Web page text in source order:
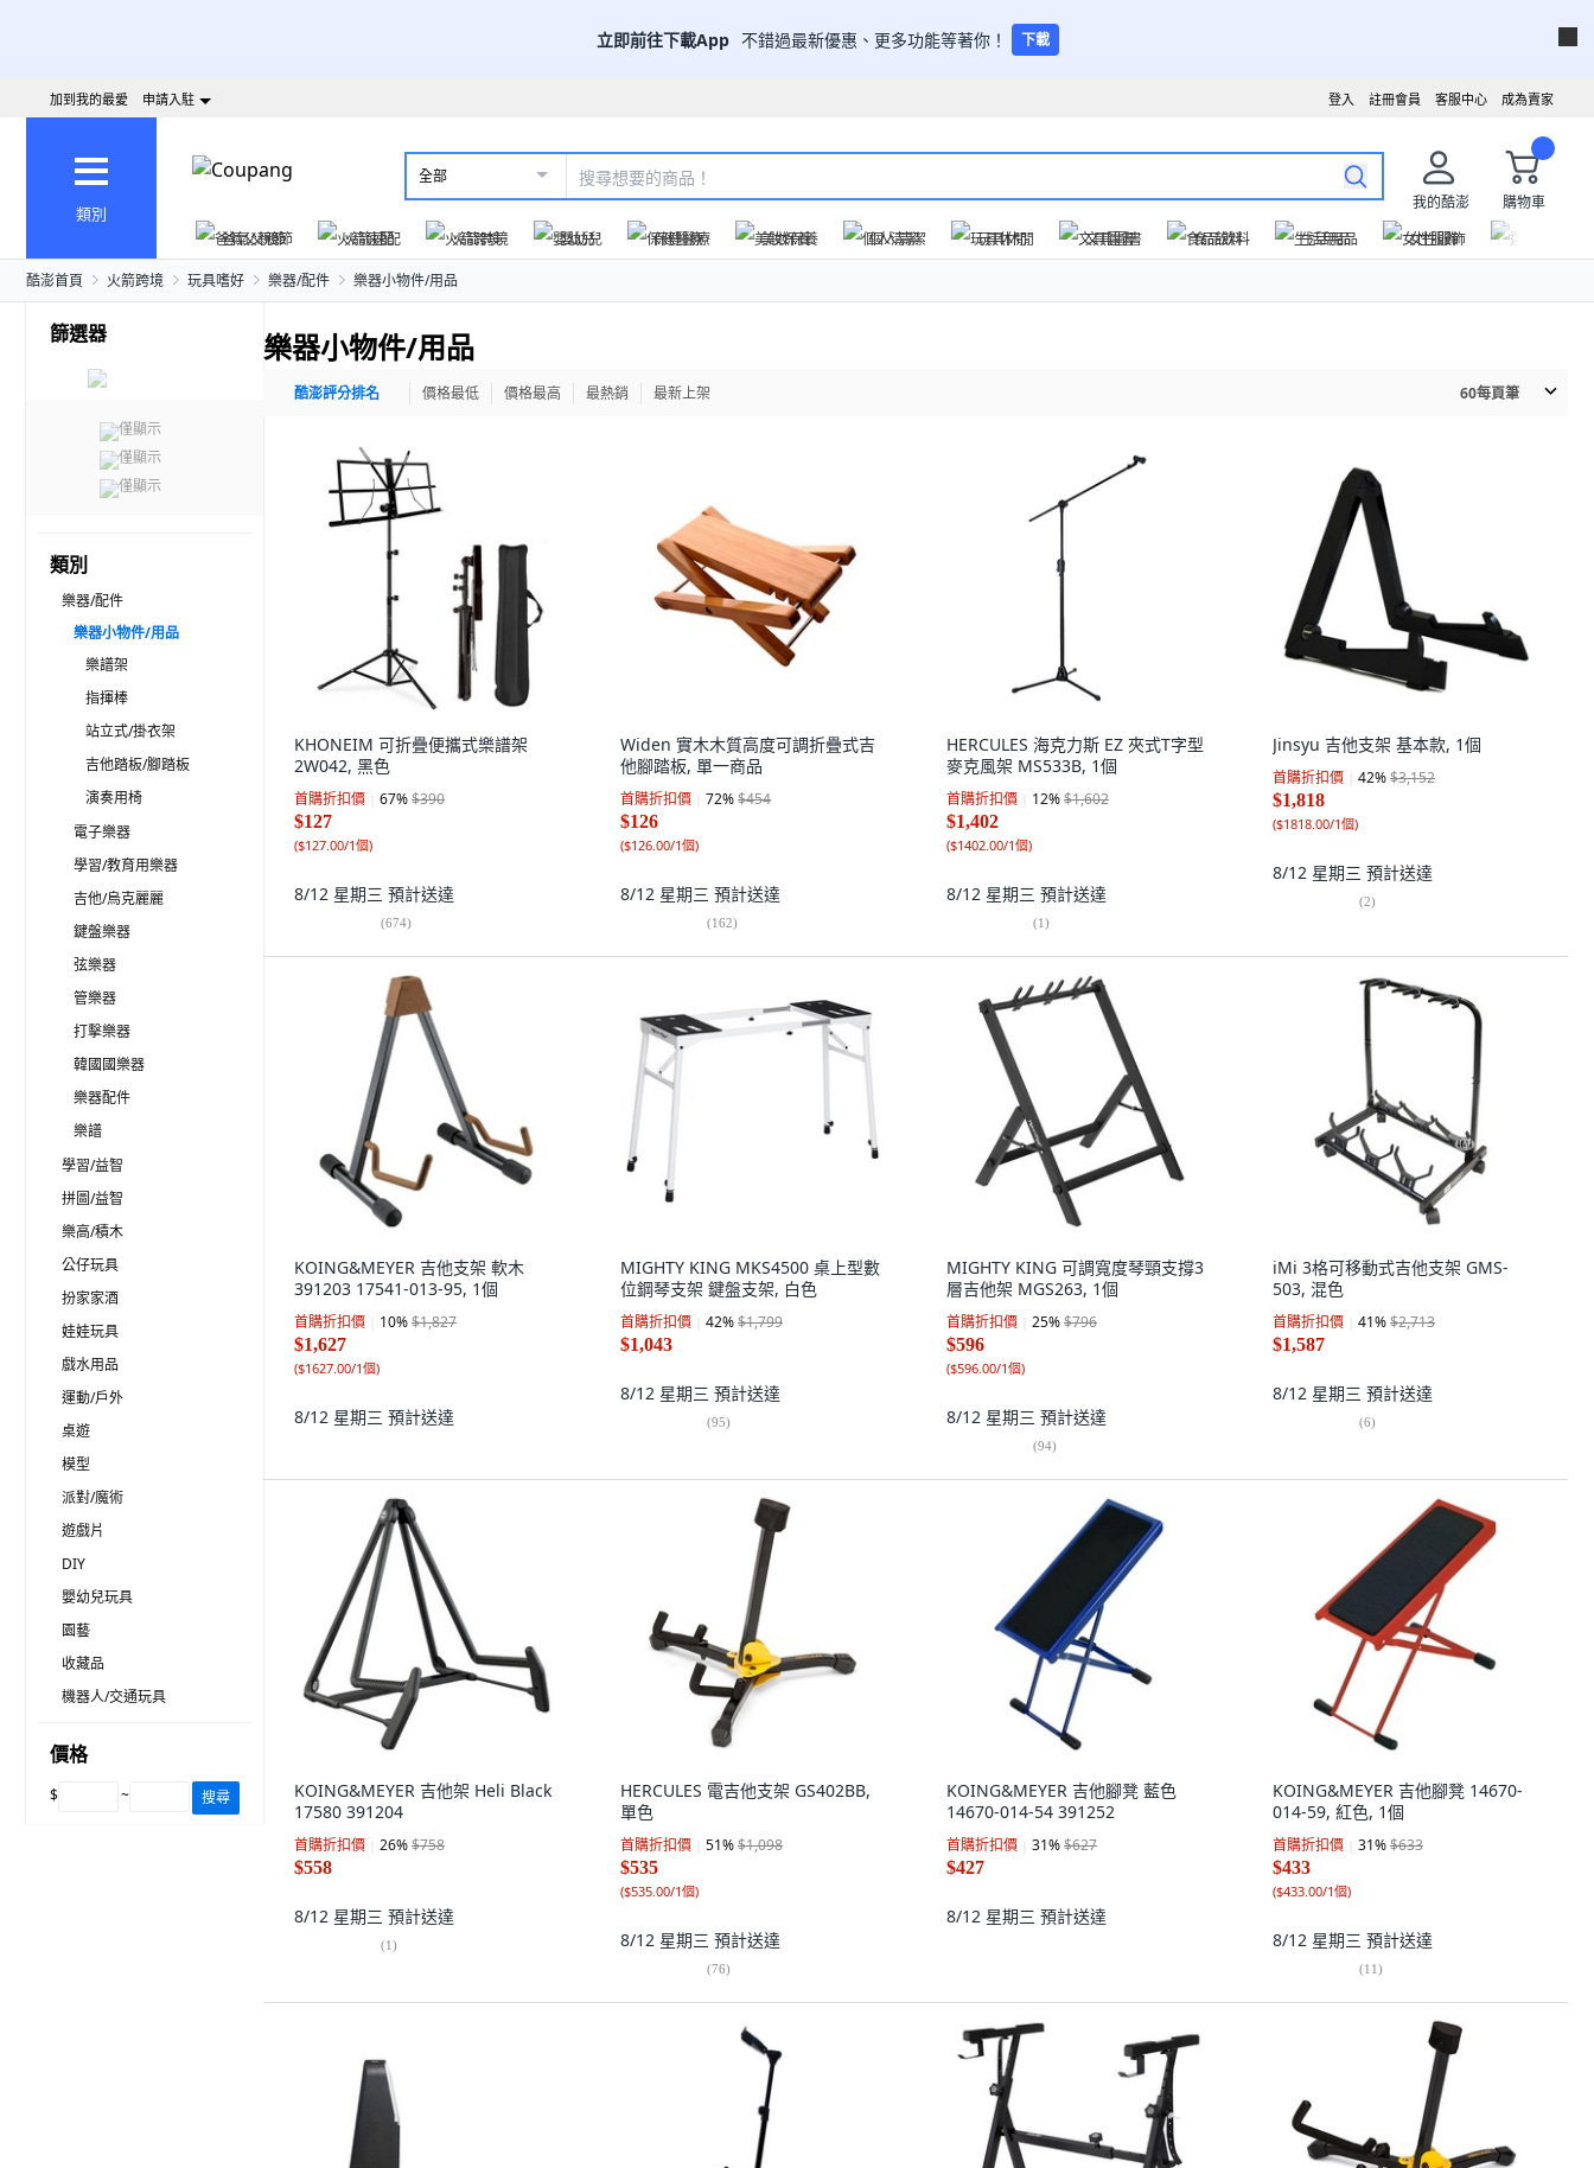
立即前往下載App 不錯過最新優惠、更多功能等著你！ 下載
成為賣家
客服中心
註冊會員
登入
加到我的最愛 申請入駐
類別
全部
我的酷澎
購物車
爸氣父親節
火箭速配 火箭跨境 嬰幼兒 保健醫療 美妝保養 個人清潔 玩具休閒 文具圖書 食品飲料 生活用品 女性服飾
酷澎首頁 火箭跨境 玩具嗜好 樂器/配件 樂器小物件/用品
篩選器
僅顯示
僅顯示
僅顯示
類別
樂器/配件
樂器小物件/用品
樂譜架
指揮棒
站立式/掛衣架
吉他踏板/腳踏板
演奏用椅
電子樂器
學習/教育用樂器
吉他/烏克麗麗
鍵盤樂器
弦樂器
管樂器
打擊樂器
韓國國樂器
樂器配件
樂譜
學習/益智
拼圖/益智
樂高/積木
公仔玩具
扮家家酒
娃娃玩具
戲水用品
運動/戶外
桌遊
模型
派對/魔術
遊戲片
DIY
嬰幼兒玩具
園藝
收藏品
機器人/交通玩具
價格
$ ~ 搜尋
樂器小物件/用品
酷澎評分排名 價格最低 價格最高 最熱銷 最新上架 60每頁筆
KHONEIM 可折疊便攜式樂譜架
2W042, 黑色
首購折扣價 67%$390
$127
($127.00/1個)
8/12 星期三 預計送達
(674)
Widen 實木木質高度可調折疊式吉
他腳踏板, 單一商品
首購折扣價 72%$454
$126
($126.00/1個)
8/12 星期三 預計送達
(162)
HERCULES 海克力斯 EZ 夾式T字型
麥克風架 MS533B, 1個
首購折扣價 12%$1,602
$1,402
($1402.00/1個)
8/12 星期三 預計送達
(1)
Jinsyu 吉他支架 基本款, 1個
首購折扣價 42%$3,152
$1,818
($1818.00/1個)
8/12 星期三 預計送達
(2)
KOING&MEYER 吉他支架 軟木
391203 17541-013-95, 1個
首購折扣價 10%$1,827
$1,627
($1627.00/1個)
8/12 星期三 預計送達
MIGHTY KING MKS4500 桌上型數
位鋼琴支架 鍵盤支架, 白色
首購折扣價 42%$1,799
$1,043
8/12 星期三 預計送達
(95)
MIGHTY KING 可調寬度琴頸支撐3
層吉他架 MGS263, 1個
首購折扣價 25%$796
$596
($596.00/1個)
8/12 星期三 預計送達
(94)
iMi 3格可移動式吉他支架 GMS-
503, 混色
首購折扣價 41%$2,713
$1,587
8/12 星期三 預計送達
(6)
KOING&MEYER 吉他架 Heli Black
17580 391204
首購折扣價 26%$758
$558
8/12 星期三 預計送達
(1)
HERCULES 電吉他支架 GS402BB,
單色
首購折扣價 51%$1,098
$535
($535.00/1個)
8/12 星期三 預計送達
(76)
KOING&MEYER 吉他腳凳 藍色
14670-014-54 391252
首購折扣價 31%$627
$427
8/12 星期三 預計送達
KOING&MEYER 吉他腳凳 14670-
014-59, 紅色, 1個
首購折扣價 31%$633
$433
($433.00/1個)
8/12 星期三 預計送達
(11)